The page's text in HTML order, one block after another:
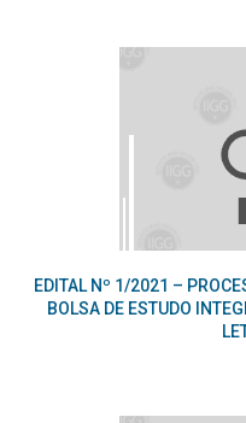
EDITAL Nº 1/2021 –
BOLSA DE ESTUDO